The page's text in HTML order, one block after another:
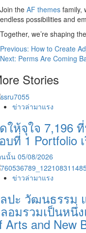
Join the AF themes family,
endless possibilities and
Together, we’re shaping
Post
navigation
Previous: How to Create
Next: Perms Are Coming
Stories
ข่าวล่ามาแรง
ให้จุใจ 7,196
บที่ 1 Portfolio
นนั้น 05/08/2026
ข่าวล่ามาแรง
ปะ วัฒนธรรม
อมรวมเป็นหนึ่ง
Arts and New